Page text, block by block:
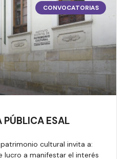
CONVOCATORIAS
ESAL
cultural invita a:
lucro a manifestar el interés